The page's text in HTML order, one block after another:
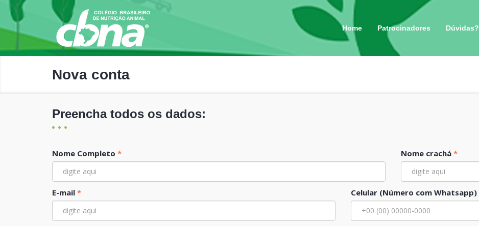
Home Patrocinadores Dúvidas?
Nova conta
Preencha todos os dados:
Nome Completo * Nome crachá *
E-mail * Celular (Número com Whatsapp)